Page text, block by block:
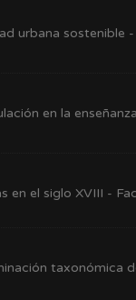
urbana sostenible
en la
en el siglo XVIII -
taxonómica